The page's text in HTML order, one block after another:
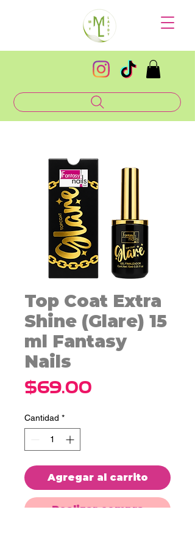
Top Coat Extra
Shine (Glare) 15
ml Fantasy
Nails
$69.00
Cantidad *
Agregar al carrito
Realizar compra